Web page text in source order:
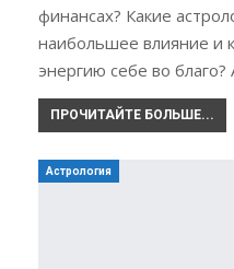
финансах? Какие
наибольшее влияние и
энергию себе во
ПРОЧИТАЙТЕ БОЛЬШЕ...
Астрология